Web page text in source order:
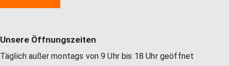
Unsere Öffnungszeiten
Täglich außer montags von 9 Uhr bis 18 Uhr geöffnet